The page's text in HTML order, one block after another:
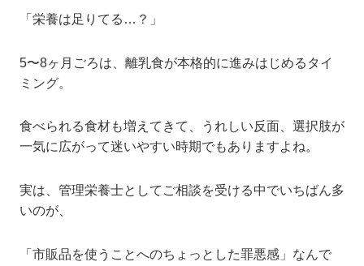
「栄養は足りてる…？」
5〜8ヶ月ごろは、離乳食が本格的に進みはじめるタイ
ミング。
食べられる食材も増えてきて、うれしい反面、選択肢が
一気に広がって迷いやすい時期でもありますよね。
実は、管理栄養士としてご相談を受ける中でいちばん多
いのが、
「市販品を使うことへのちょっとした罪悪感」なんで